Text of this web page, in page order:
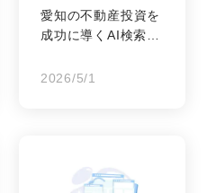
愛知の不動産投資を
成功に導くAI検索最
性：次世代の物件集
2026/5/1